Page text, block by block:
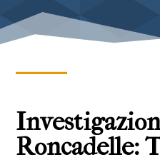
Roncadelle: